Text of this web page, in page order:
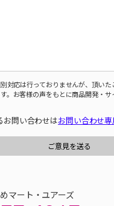
対応は行っておりませんが、頂い
。お客様の声をもとに商品開発・サ
お問い合わせはお問い合わせ
マート・ユアーズ